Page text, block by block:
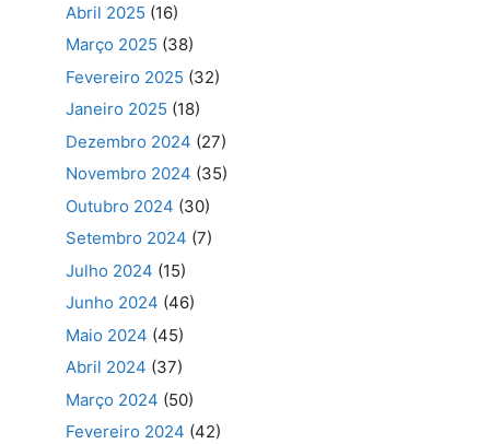
Abril 2025 (16)
Março 2025 (38)
Fevereiro 2025 (32)
Janeiro 2025 (18)
Dezembro 2024 (27)
Novembro 2024 (35)
Outubro 2024 (30)
Setembro 2024 (7)
Julho 2024 (15)
Junho 2024 (46)
Maio 2024 (45)
Abril 2024 (37)
Março 2024 (50)
Fevereiro 2024 (42)